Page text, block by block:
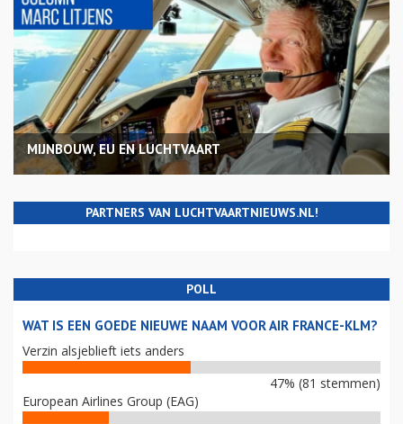
MIJNBOUW, EU EN LUCHTVAART
PARTNERS VAN LUCHTVAARTNIEUWS.NL!
POLL
WAT IS EEN GOEDE NIEUWE NAAM VOOR AIR FRANCE-KLM?
Verzin alsjeblieft iets anders
47% (81 stemmen)
European Airlines Group (EAG)